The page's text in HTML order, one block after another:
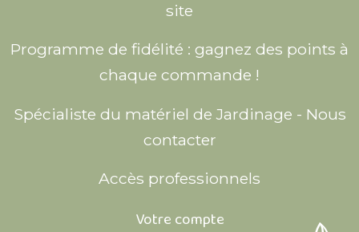
site
Programme de fidélité : gagnez des points à
chaque commande !
Spécialiste du matériel de Jardinage - Nous
contacter
Accès professionnels
Votre compte